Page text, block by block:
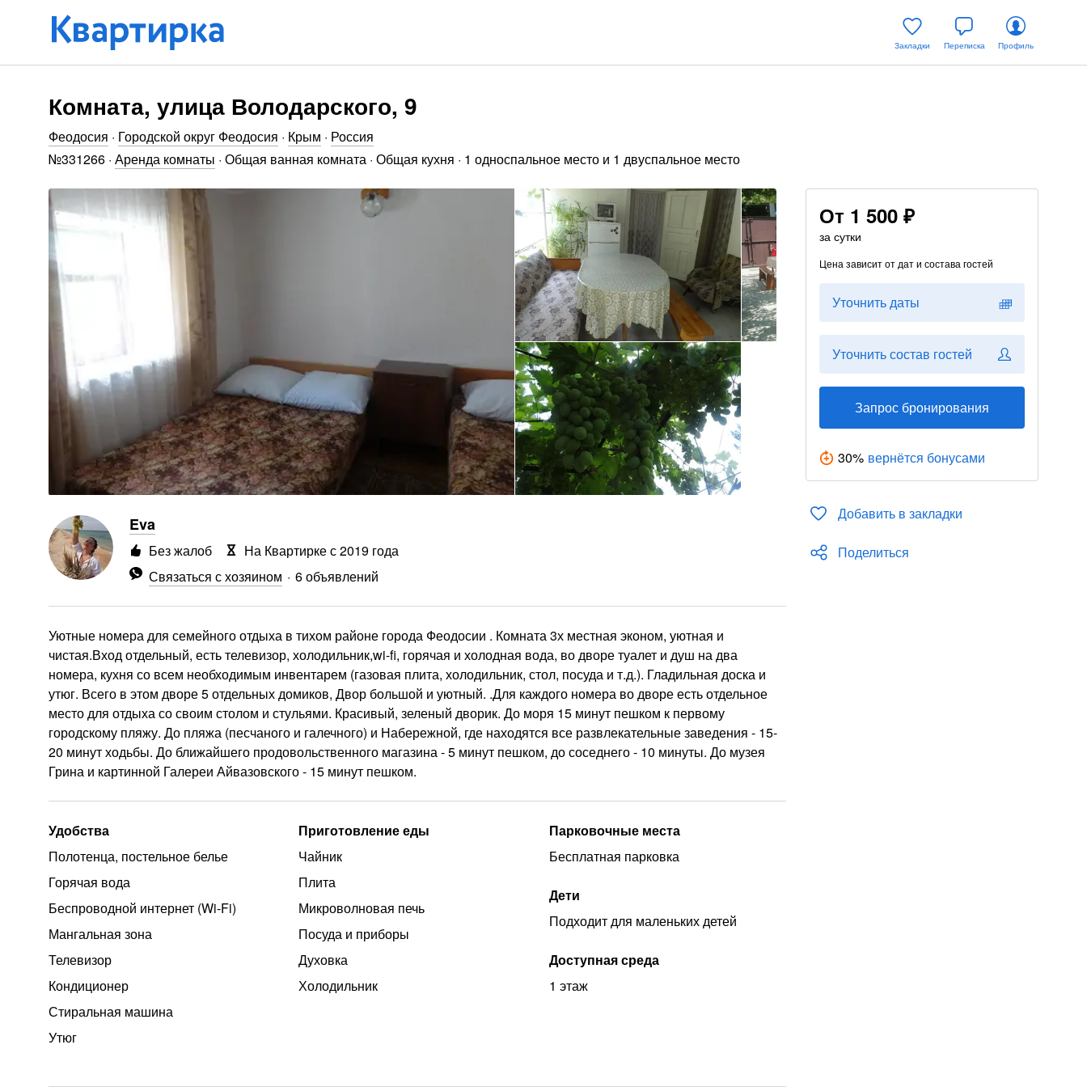
Закладки Переписка Профиль
Комната, улица Володарского, 9
Феодосия · Городской округ Феодосия · Крым · Россия
№331266 · Аренда комнаты · Общая ванная комната · Общая кухня · 1 односпальное место и 1 двуспальное место
От 1 500 ₽
за сутки
Цена зависит от дат и состава гостей
Уточнить даты
Уточнить состав гостей
Запрос бронирования
30% вернётся бонусами
Добавить в закладки
Поделиться
Eva
Связаться с хозяином 6 объявлений
Без жалоб На Квартирке с 2019 года
Уютные номера для семейного отдыха в тихом районе города Феодосии . Комната 3х местная эконом, уютная и
чистая.Вход отдельный, есть телевизор, холодильник,wi-fi, горячая и холодная вода, во дворе туалет и душ на два
номера, кухня со всем необходимым инвентарем (газовая плита, холодильник, стол, посуда и т.д.). Гладильная доска и
утюг. Всего в этом дворе 5 отдельных домиков, Двор большой и уютный. .Для каждого номера во дворе есть отдельное
место для отдыха со своим столом и стульями. Красивый, зеленый дворик. До моря 15 минут пешком к первому
городскому пляжу. До пляжа (песчаного и галечного) и Набережной, где находятся все развлекательные заведения - 15-
20 минут ходьбы. До ближайшего продовольственного магазина - 5 минут пешком, до соседнего - 10 минуты. До музея
Грина и картинной Галереи Айвазовского - 15 минут пешком.
Удобства
Полотенца, постельное белье
Горячая вода
Беспроводной интернет (Wi‑Fi)
Мангальная зона
Телевизор
Кондиционер
Стиральная машина
Утюг
Приготовление еды
Чайник
Плита
Микроволновая печь
Посуда и приборы
Духовка
Холодильник
Парковочные места
Бесплатная парковка
Дети
Подходит для маленьких детей
Доступная среда
1 этаж